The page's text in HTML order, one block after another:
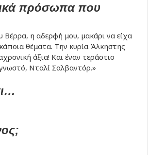
πρόσωπα που
η αδερφή μου, μακάρι να είχα
θέματα. Την κυρία Άλκηστης
άξια! Και έναν τεράστιο
Νταλί Σαλβαντόρ.»